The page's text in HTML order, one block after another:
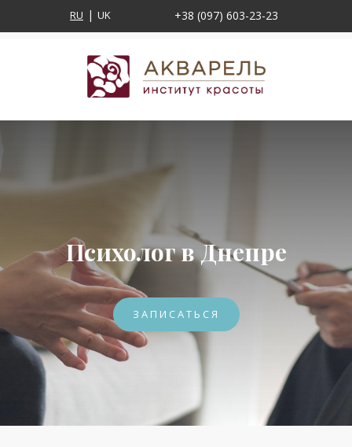
RU UK +38 (097) 603-23-23
Психолог в Днепре
ЗАПИСАТЬСЯ